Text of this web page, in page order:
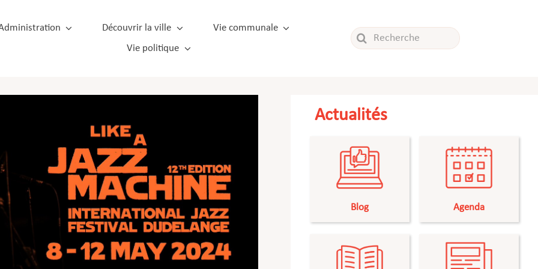
Découvrir la ville
Vie communale
Vie politique
Rechercher:
Actualités
Blog Agenda